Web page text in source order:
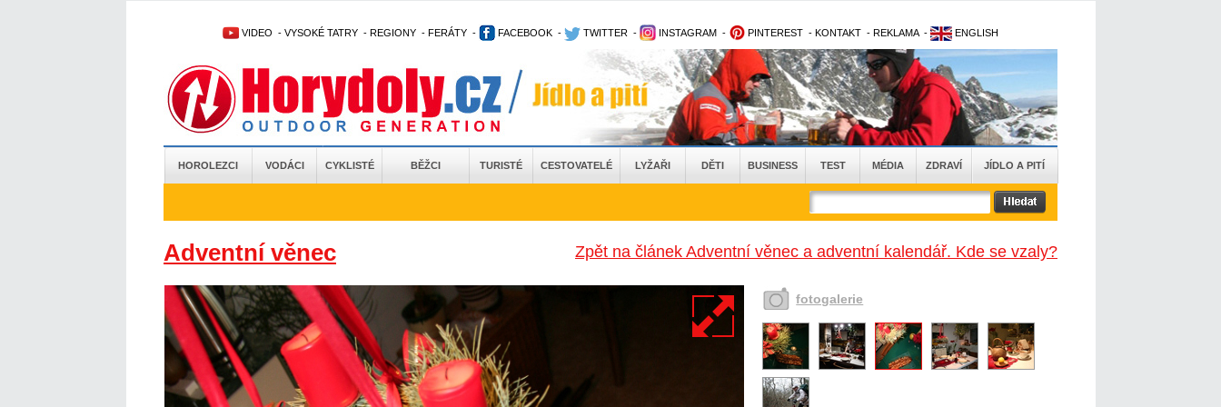
VIDEO - VYSOKÉ TATRY - REGIONY - FERÁTY - FACEBOOK - TWITTER - INSTAGRAM - PINTEREST - KONTAKT - REKLAMA - ENGLISH
HOROLEZCI VODÁCI CYKLISTÉ BĚŽCI TURISTÉ CESTOVATELÉ LYŽAŘI DĚTI BUSINESS TEST MÉDIA ZDRAVÍ JÍDLO A PITÍ
Zpět na článek Adventní věnec a adventní kalendář. Kde se vzaly?
Adventní věnec
fotogalerie